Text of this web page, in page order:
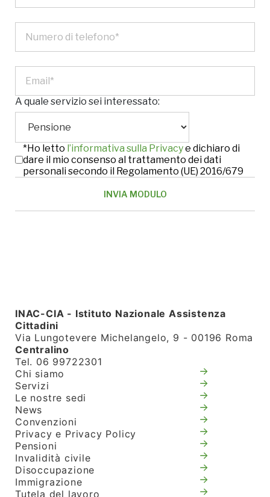
A quale servizio sei interessato:
*Ho letto l’informativa sulla Privacye dichiaro di
dare il mio consenso al trattamento dei dati
personali secondo il Regolamento (UE) 2016/679
INAC-CIA - Istituto Nazionale Assistenza
Cittadini
Via Lungotevere Michelangelo, 9 - 00196 Roma
Centralino
Tel. 06 99722301
Chi siamo
Servizi
Le nostre sedi
News
Convenzioni
Privacy e Privacy Policy
Pensioni
Invalidità civile
Disoccupazione
Immigrazione
Tutela del lavoro